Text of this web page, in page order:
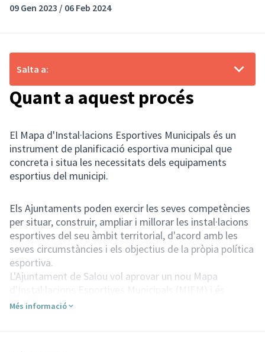
09 Gen 2023 / 06 Feb 2024
Quant a aquest procés
El Mapa d'Instal·lacions Esportives Municipals és un
instrument de planificació esportiva municipal que
concreta i situa les necessitats dels equipaments
esportius del municipi.
Els Ajuntaments poden exercir les seves competències
per situar, construir, ampliar i millorar les instal·lacions
esportives del seu àmbit territorial, d'acord amb les
seves circumstàncies i els objectius de la pròpia política
esportiva.
L'Ajuntament de Salou vol aprovar un nou Mapa
voluntat de la Regidoria de Gestió del territori iniciar un
Més informació
Salta a: